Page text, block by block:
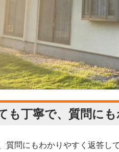
も丁寧で、質問に
質問にもわかりやすく返答し